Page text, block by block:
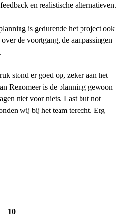
en realistische alternatieven.
is gedurende het project ook
de voortgang, de aanpassingen
stond er goed op, zeker aan het
Renomeer is de planning gewoon
niet voor niets. Last but not
wij bij het team terecht. Erg
10